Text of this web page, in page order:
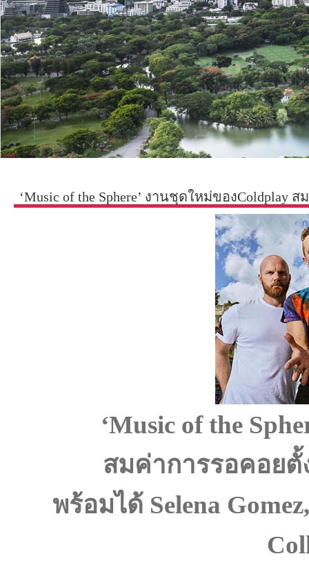
‘Music of the Sphere’ งานชุดใหม่ของ
‘Music of the
สมค่าการรอคอยตั้
พร้อมได้ Selena Gomez